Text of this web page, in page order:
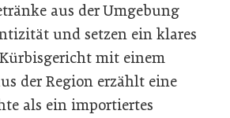
aus der Umgebung
und setzen ein klares
mit einem
der Region erzählt eine
als ein importiertes